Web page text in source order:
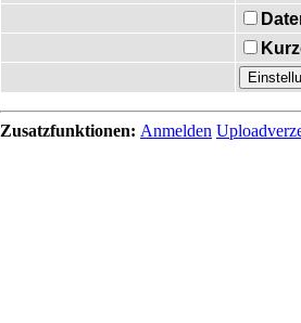
Zusatzfunktionen: Anmelden